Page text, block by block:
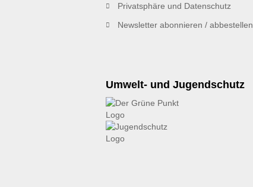
Privatsphäre und Datenschutz
Newsletter abonnieren / abbestellen
Umwelt- und Jugendschutz